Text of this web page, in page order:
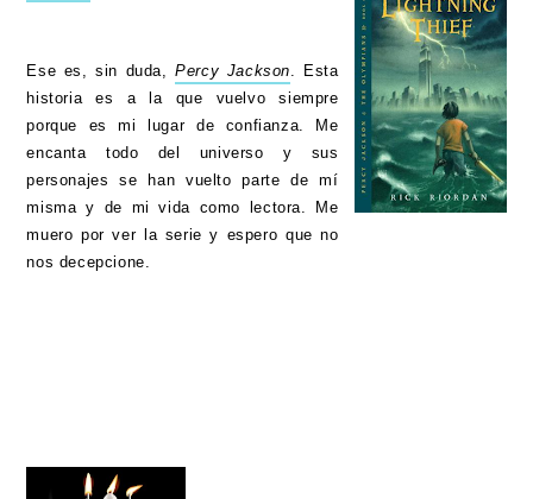
Ese es, sin duda,Percy Jackson. Esta
historia es a la que vuelvo siempre
porque es mi lugar de confianza. Me
encanta todo del universo y sus
personajes se han vuelto parte de mí
misma y de mi vida como lectora. Me
muero por ver la serie y espero que no
nos decepcione.